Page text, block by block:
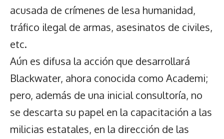
acusada de crímenes de lesa humanidad,
tráfico ilegal de armas, asesinatos de civiles,
etc.
Aún es difusa la acción que desarrollará
Blackwater, ahora conocida como Academi;
pero, además de una inicial consultoría, no
se descarta su papel en la capacitación a las
milicias estatales, en la dirección de las